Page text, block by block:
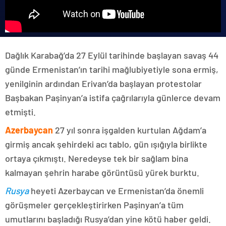
Dağlık Karabağ’da 27 Eylül tarihinde başlayan savaş 44
günde Ermenistan’ın tarihi mağlubiyetiyle sona ermiş,
yenilginin ardından Erivan’da başlayan protestolar
Başbakan Paşinyan’a istifa çağrılarıyla günlerce devam
etmişti.
Azerbaycan 27 yıl sonra işgalden kurtulan Ağdam’a
girmiş ancak şehirdeki acı tablo, gün ışığıyla birlikte
ortaya çıkmıştı. Neredeyse tek bir sağlam bina
kalmayan şehrin harabe görüntüsü yürek burktu.
Rusyaheyeti Azerbaycan ve Ermenistan’da önemli
görüşmeler gerçekleştirirken Paşinyan’a tüm
umutlarını başladığı Rusya’dan yine kötü haber geldi.